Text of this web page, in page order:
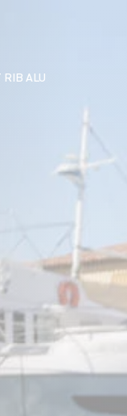
RIB ALU